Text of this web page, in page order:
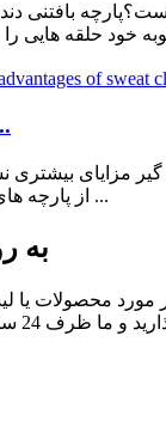
بافتنی
خود حلقه هایی
مزایا
مزایای بیشتری
از پارچه های پرکاربرد برای چهار ست ...
به
محصولات یا
خود